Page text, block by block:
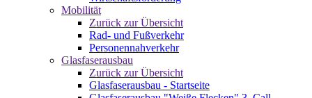
Mobilität
Zurück zur Übersicht
Rad- und Fußverkehr
Personennahverkehr
Glasfaserausbau
Zurück zur Übersicht
Glasfaserausbau - Startseite